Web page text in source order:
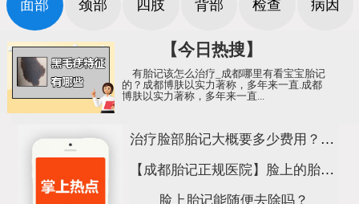
面部 颈部 四肢 背部 检查 病因
【今日热搜】
有胎记该怎么治疗_成都哪里有看宝宝胎记
的？成都博肤以实力著称，多年来一直.成都
博肤以实力著称，多年来一直...
治疗脸部胎记大概要多少费用？成都治胎记哪家医院好？
【成都胎记正规医院】脸上的胎记是什么造成的？
脸上胎记能随便去除吗？